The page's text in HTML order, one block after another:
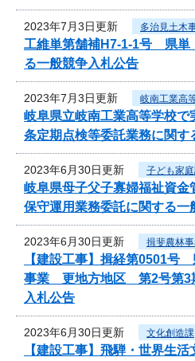
2023年7月3日更新 多治見土木
工維単第舗補H7-1-1号 県
る一般競争入札公告
2023年7月3日更新 岐南工業高
岐阜県立岐南工業高等学校で
条定期点検等委託業務に関す
2023年6月30日更新 子ども家
岐阜県母子父子寡婦福祉資金
保守運用業務委託に関する一
2023年6月30日更新 揖斐農林
【建設工事】揖経第0501号
事業 更地方地区 第2号第3
入札公告
2023年6月30日更新 文化創造課
【建設工事】飛騨・世界生